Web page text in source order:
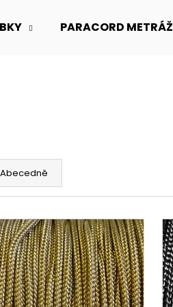
PARACORD METRÁŽ
Abecedně
Doporučujeme